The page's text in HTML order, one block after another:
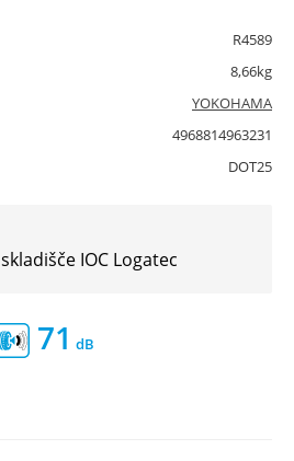
R4589
8,66kg
YOKOHAMA
4968814963231
DOT25
skladišče IOC Logatec
71